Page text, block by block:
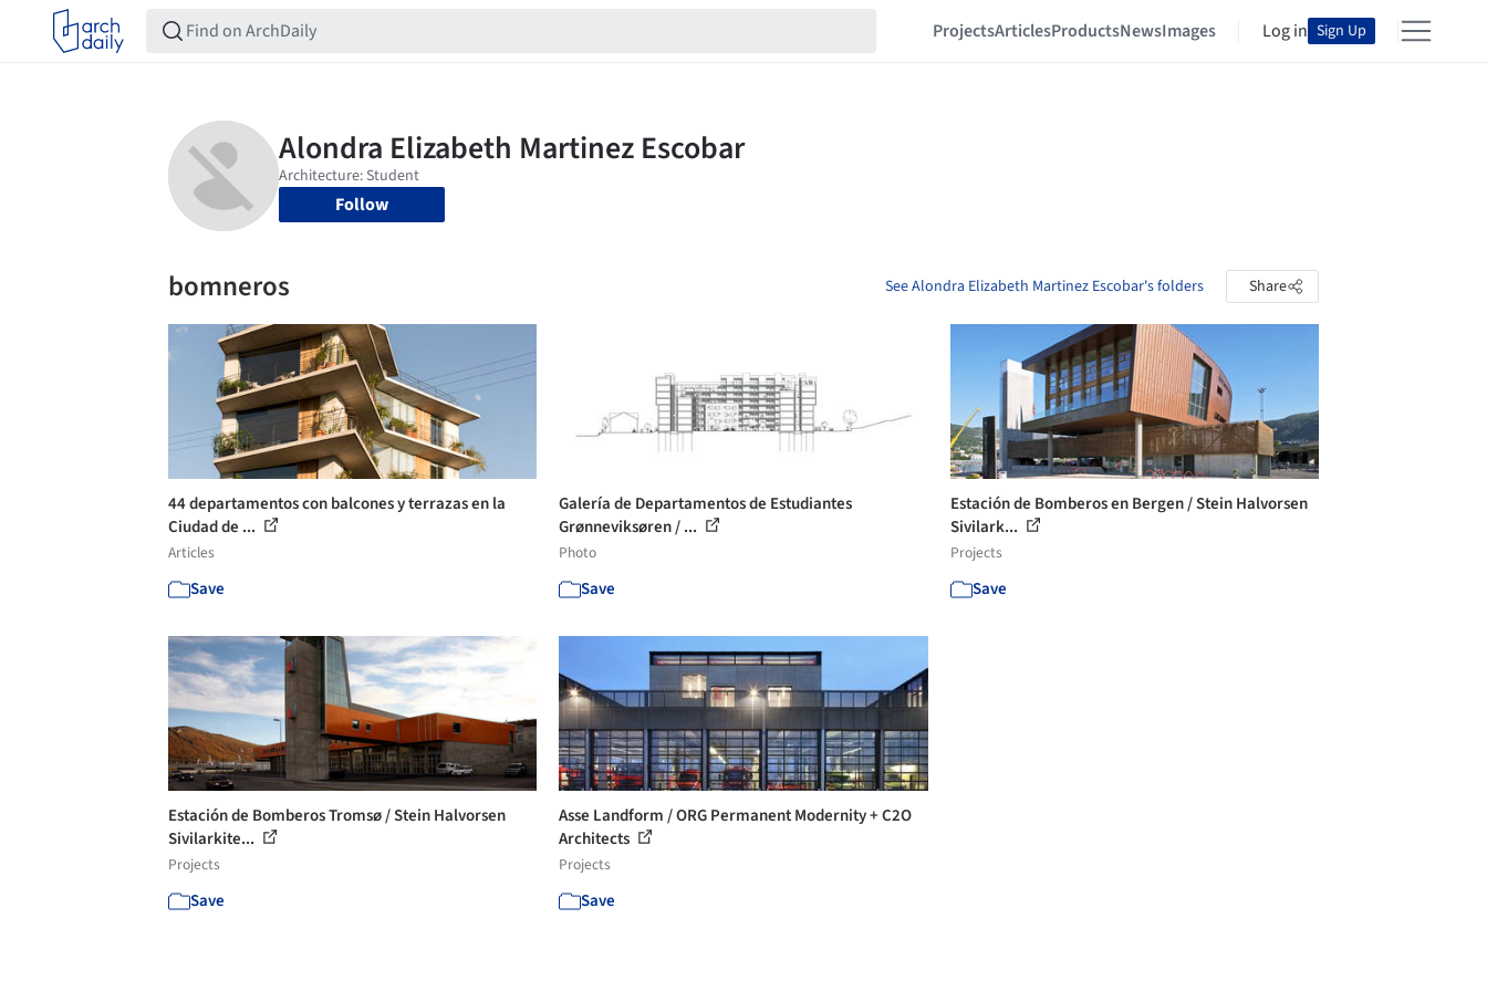
ProjectsArticlesProductsNewsImages Log in Sign Up
Follow
bomneros See Alondra Elizabeth Martinez Escobar's folders Share
44 departamentos con balcones y terrazas en la
Ciudad de ...
Articles
Save
Galería de Departamentos de Estudiantes
Grønneviksøren / ...
Photo
Save
Estación de Bomberos en Bergen / Stein Halvorsen
Sivilark...
Projects
Save
Estación de Bomberos Tromsø / Stein Halvorsen
Sivilarkite...
Projects
Save
Asse Landform / ORG Permanent Modernity + C2O
Architects
Projects
Save